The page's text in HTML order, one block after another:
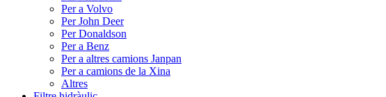
Per a Volvo
Per John Deer
Per Donaldson
Per a Benz
Per a altres camions Janpan
Per a camions de la Xina
Altres